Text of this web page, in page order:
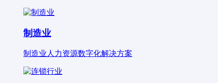
制造业
制造业人力资源数字化解决方案